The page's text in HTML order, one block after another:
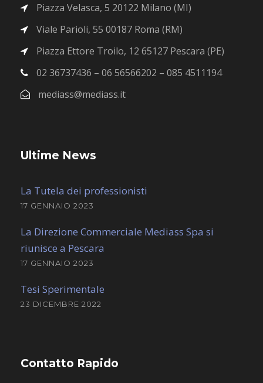
Piazza Velasca, 5 20122 Milano (MI)
Viale Parioli, 55 00187 Roma (RM)
Piazza Ettore Troilo, 12 65127 Pescara (PE)
02 36737436 – 06 56566202 – 085 4511194
mediass@mediass.it
Ultime News
La Tutela dei professionisti
17 GENNAIO 2023
La Direzione Commerciale Mediass Spa si
riunisce a Pescara
17 GENNAIO 2023
Tesi Sperimentale
23 DICEMBRE 2022
Contatto Rapido